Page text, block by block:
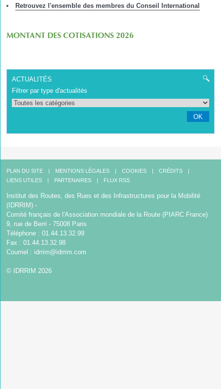
Retrouvez l'ensemble des membres du Conseil International
MONTANT DES COTISATIONS 2026
ACTUALITÉS
Filtrer par type d'actualités
OK
PLAN DU SITE MENTIONS LÉGALES COOKIES
CRÉDITS
LIENS UTILES
PARTENAIRES FLUX RSS
Institut des Routes, des Rues et des Infrastructures pour la Mobilité
(IDRRIM) -
Comité français de l'Association mondiale de la Route (PIARC France)
9, rue de Berri - 75008 Paris
Téléphone : 01.44.13.32.99
Fax : 01.44.13.32.98
Courriel : idrrim@idrrim.com
© IDRRIM 2026